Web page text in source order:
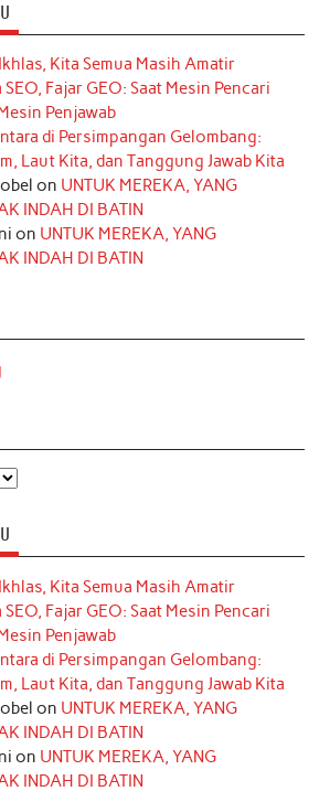
Kita Semua Masih Amatir
SEO, Fajar GEO: Saat Mesin Pencari
Penjawab
di Persimpangan Gelombang:
Laut Kita, dan Tanggung Jawab Kita
on UNTUK MEREKA, YANG
INDAH DI BATIN
on UNTUK MEREKA, YANG
INDAH DI BATIN
Kita Semua Masih Amatir
SEO, Fajar GEO: Saat Mesin Pencari
Penjawab
di Persimpangan Gelombang:
Laut Kita, dan Tanggung Jawab Kita
on UNTUK MEREKA, YANG
INDAH DI BATIN
on UNTUK MEREKA, YANG
INDAH DI BATIN